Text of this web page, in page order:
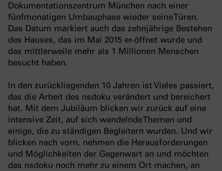
Dokumentationszentrum München nach einer
fünfmonatigen Umbauphase wieder seine Türen.
Das Datum markiert auch das zehnjährige Bestehen
des Hauses, das im Mai 2015 er-öffnet wurde und
das mittlerweile mehr als 1 Millionen Menschen
besucht haben.
In den zurückliegenden 10 Jahren ist Vieles passiert,
das die Arbeit des nsdoku verändert und bereichert
hat. Mit dem Jubiläum blicken wir zurück auf eine
intensive Zeit, auf sich wandelnde Themen und
einige, die zu ständigen Begleitern wurden. Und wir
blicken nach vorn, nehmen die Herausforderungen
und Möglichkeiten der Gegenwart an und möchten
das nsdoku noch mehr zu einem Ort machen, an